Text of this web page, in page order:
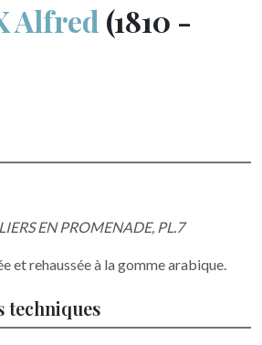
Alfred (1810 -
EN PROMENADE, PL.7
et rehaussée à la gomme arabique.
techniques